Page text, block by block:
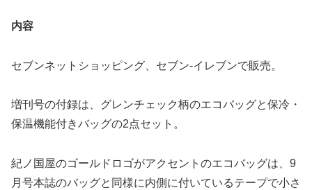
内容
セブンネットショッピング、セブン‐イレブンで販売。
増刊号の付録は、グレンチェック柄のエコバッグと保冷・
保温機能付きバッグの2点セット。
紀ノ国屋のゴールドロゴがアクセントのエコバッグは、9
月号本誌のバッグと同様に内側に付いているテープで小さ